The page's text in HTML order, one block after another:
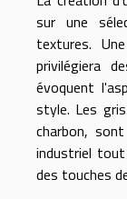
sur une
textures.
privilégiera
évoquent
style. Les
charbon,
industriel
des touches